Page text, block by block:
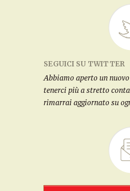
SEGUICI SU TWITTER
Abbiamo aperto un
tenerci più a stretto
rimarrai aggiornato su